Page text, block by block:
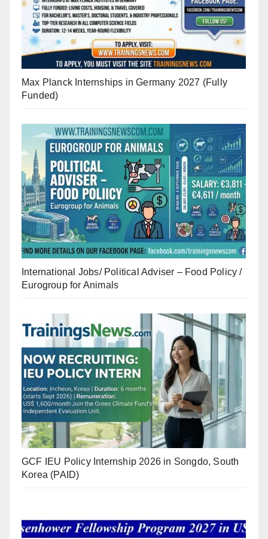
Max Planck Internships in Germany 2027 (Fully
Funded)
International Jobs/ Political Adviser – Food Policy /
Eurogroup for Animals
GCF IEU Policy Internship 2026 in Songdo, South
Korea (PAID)